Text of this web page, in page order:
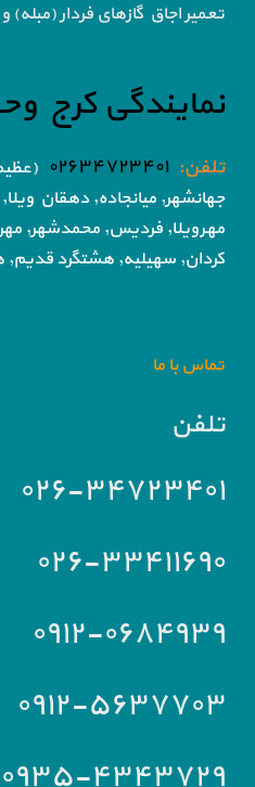
تعمیر اجاق گاز‌های فردار
نمایندگی کرج
تلفن: ۰۲۶۳۴۷۲۳۴۰۱
جهانشهر, میانجاده, دهقان ویلا,
مهرویلا, فردیس, محمدشهر,
کردان, سهیلیه, هشتگرد قدیم,
تماس با ما
تلفن
۰۲۶-۳۴۷۲۳۴۰۱
۰۲۶-۳۳۴۱۱۶۹۰
۰۹۱۲-۰۶۸۴۹۳۹
۰۹۱۲-۵۶۳۷۷۰۳
۰۹۳۵-۴۳۴۳۷۲۹